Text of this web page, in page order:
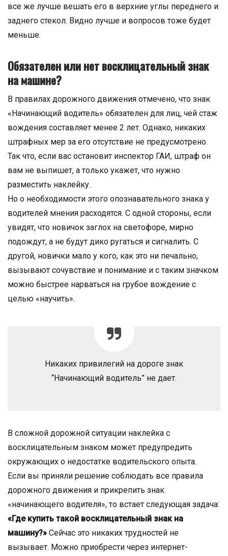
все же лучше вешать его в верхние углы переднего и
заднего стекол. Видно лучше и вопросов тоже будет
меньше.
Обязателен или нет восклицательный знак
на машине?
В правилах дорожного движения отмечено, что знак
«Начинающий водитель» обязателен для лиц, чей стаж
вождения составляет менее 2 лет. Однако, никаких
штрафных мер за его отсутствие не предусмотрено.
Так что, если вас остановит инспектор ГАИ, штраф он
вам не выпишет, а только укажет, что нужно
разместить наклейку.
Но о необходимости этого опознавательного знака у
водителей мнения расходятся. С одной стороны, если
увидят, что новичок заглох на светофоре, мирно
подождут, а не будут дико ругаться и сигналить. С
другой, новички мало у кого, как это ни печально,
вызывают сочувствие и понимание и с таким значком
можно быстрее нарваться на грубое вождение с
целью «научить».
Никаких привилегий на дороге знак
“Начинающий водитель” не дает.
В сложной дорожной ситуации наклейка с
восклицательным знаком может предупредить
окружающих о недостатке водительского опыта.
Если вы приняли решение соблюдать все правила
дорожного движения и прикрепить знак
«начинающего водителя», то встает следующая задача:
«Где купить такой восклицательный знак на
машину?» Сейчас это никаких трудностей не
вызывает. Можно приобрести через интернет-